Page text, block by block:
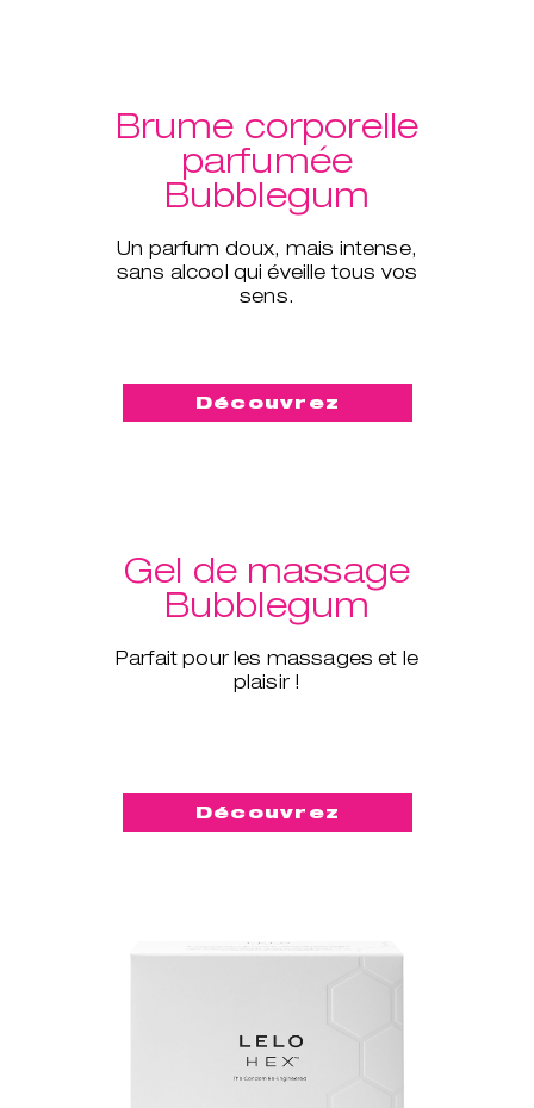
Brume corporelle
parfumée
Bubblegum
Un parfum doux, mais intense,
sans alcool qui éveille tous vos
sens.
Découvrez
Gel de massage
Bubblegum
Parfait pour les massages et le
plaisir !
Découvrez